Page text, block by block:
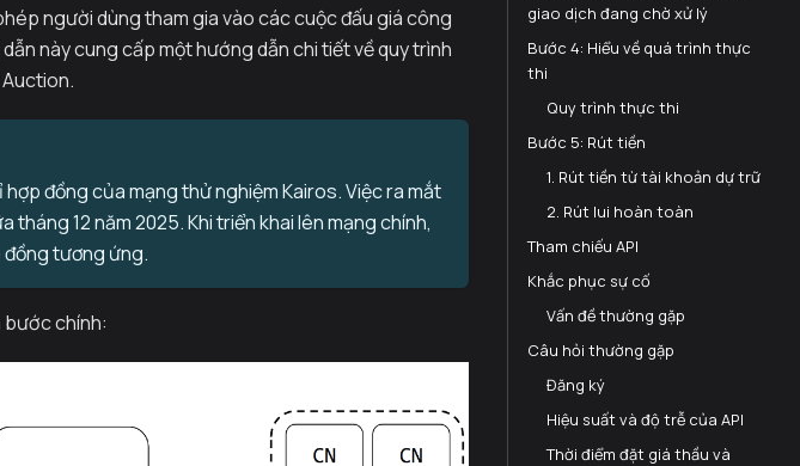
người dùng tham gia vào các cuộc đấu giá công
này cung cấp một hướng dẫn chi tiết về quy trình
Auction.
đồng của mạng thử nghiệm Kairos. Việc ra mắt
12 năm 2025. Khi triển khai lên mạng chính,
đồng tương ứng.
bước chính:
giao dịch đang chờ xử lý
Bước 4: Hiểu về quá trình thực
thi
Quy trình thực thi
Bước 5: Rút tiền
1. Rút tiền từ tài khoản dự trữ
2. Rút lui hoàn toàn
Tham chiếu API
Khắc phục sự cố
Vấn đề thường gặp
Câu hỏi thường gặp
Đăng ký
Hiệu suất và độ trễ của API
Thời điểm đặt giá thầu và